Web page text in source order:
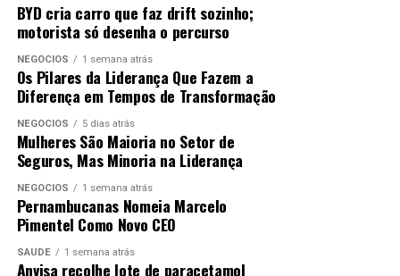
Como o Brasil é um país de grande extensão territorial,
a estação também é sentida de maneira diferente
dependendo da localização. Na cidade mais ao sul do
Brasil, Chuí (RS), durante os meses de inverno, o Sol
nasce por volta das 7h30 e se põe por volta das 17h30,
assim, os dias têm menos de 10 horas de luz.
Em Macapá, devido à localização exata na linha do
Equador, o Sol nasce por volta das 6h15 e se põe às
ANÚNCIO
Na comunidade do Salgueiro, na Tijuca, na zona norte
da cidade, também foi registrado deslizamento de terra,
na Rua São Sebastião. Nenhum imóvel foi atingido e não
houve interdição de via.
BYD cria carro que faz drift sozinho;
motorista só desenha o percurso
NEGÓCIOS 1 semana atrás
Os Pilares da Liderança Que Fazem a
Diferença em Tempos de Transformação
NEGÓCIOS 5 dias atrás
Mulheres São Maioria no Setor de
Seguros, Mas Minoria na Liderança
NEGÓCIOS 1 semana atrás
Pernambucanas Nomeia Marcelo
Pimentel Como Novo CEO
SAÚDE 1 semana atrás
Anvisa recolhe lote de paracetamol